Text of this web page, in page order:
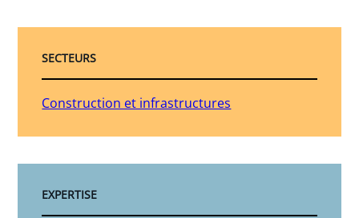
SECTEURS
Construction et infrastructures
EXPERTISE